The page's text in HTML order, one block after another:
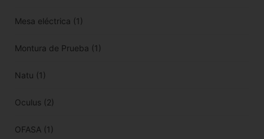
Mesa eléctrica (1)
Montura de Prueba (1)
Natu (1)
Oculus (2)
OFASA (1)